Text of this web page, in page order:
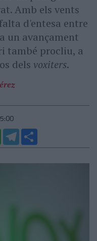
Amb els vents
d'entesa entre
un avançament
també procliu, a
dels voxiters.
WhatsAppTelegram